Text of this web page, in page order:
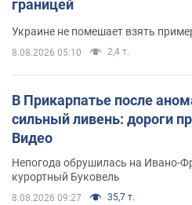
границей
Украине не помешает взять
8.08.2026 05:10 2,4 т.
В Прикарпатье после
сильный ливень: дороги
Видео
Непогода обрушилась на Ивано-
курортный Буковель
8.08.2026 09:27 35,7 т.